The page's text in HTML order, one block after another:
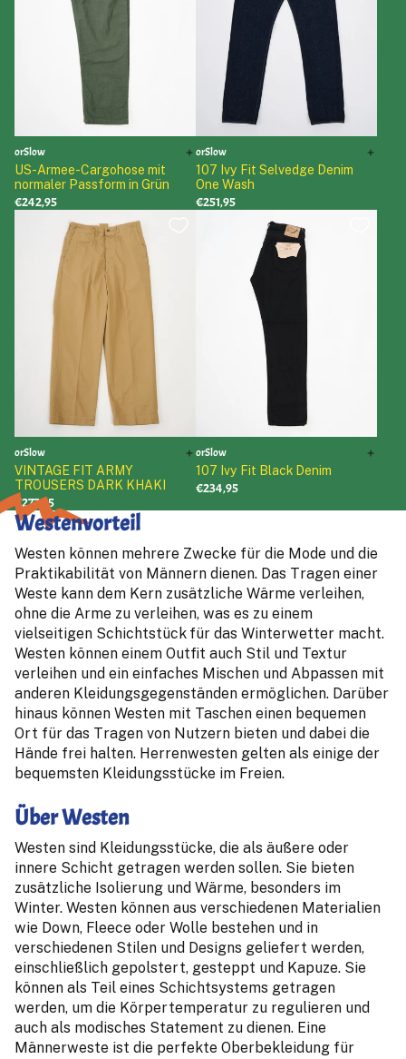
orSlow
US-Armee-Cargohose mit
normaler Passform in Grün
€242,95
orSlow
107 Ivy Fit Selvedge Denim
One Wash
€251,95
orSlow
VINTAGE FIT ARMY
TROUSERS DARK KHAKI
€277,95
orSlow
107 Ivy Fit Black Denim
€234,95
Westenvorteil
Westen können mehrere Zwecke für die Mode und die
Praktikabilität von Männern dienen. Das Tragen einer
Weste kann dem Kern zusätzliche Wärme verleihen,
ohne die Arme zu verleihen, was es zu einem
vielseitigen Schichtstück für das Winterwetter macht.
Westen können einem Outfit auch Stil und Textur
verleihen und ein einfaches Mischen und Abpassen mit
anderen Kleidungsgegenständen ermöglichen. Darüber
hinaus können Westen mit Taschen einen bequemen
Ort für das Tragen von Nutzern bieten und dabei die
Hände frei halten. Herrenwesten gelten als einige der
bequemsten Kleidungsstücke im Freien.
Über Westen
Westen sind Kleidungsstücke, die als äußere oder
innere Schicht getragen werden sollen. Sie bieten
zusätzliche Isolierung und Wärme, besonders im
Winter. Westen können aus verschiedenen Materialien
wie Down, Fleece oder Wolle bestehen und in
verschiedenen Stilen und Designs geliefert werden,
einschließlich gepolstert, gesteppt und Kapuze. Sie
können als Teil eines Schichtsystems getragen
werden, um die Körpertemperatur zu regulieren und
auch als modisches Statement zu dienen. Eine
Männerweste ist die perfekte Oberbekleidung für